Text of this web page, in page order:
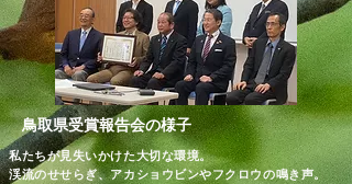
鳥取県受賞報告会の様子
私たちが見失いかけた大切な環境。
渓流のせせらぎ、アカショウビンやフクロウの鳴き声。